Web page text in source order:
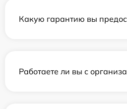
Какую гарантию вы
Работаете ли вы с